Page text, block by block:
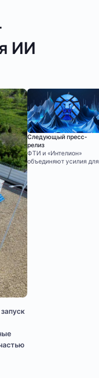
ИИ
Следующый пресс-
релиз
ФТИ и «Интелион»
объединяют усилия для